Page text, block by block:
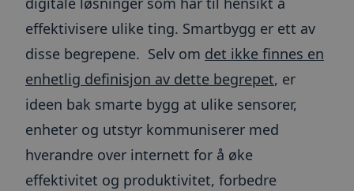
effektivisere ulike ting. Smartbygg er ett av
disse begrepene. Selv om det ikke finnes en
enhetlig definisjon av dette begrepet, er
ideen bak smarte bygg at ulike sensorer,
enheter og utstyr kommuniserer med
hverandre over internett for å øke
effektivitet og produktivitet, forbedre